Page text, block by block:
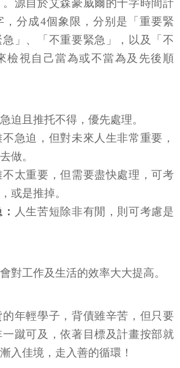
。源自於艾森豪威爾的十字時間計
，分成4個象限，分别是「重要緊
」、「不重要緊急」，以及「不
檢視自己當為或不當為及先後順
迫且推托不得，優先處理。
不急迫，但對未來人生非常重要，
做。
不太重要，但需要盡快處理，可考
或是推掉。
人生苦短除非有閒，則可考慮是
對工作及生活的效率大大提高。
年輕學子，背債雖辛苦，但只要
蹴可及，依著目標及計畫按部就
入佳境，走入善的循環！